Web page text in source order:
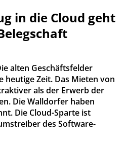
in die Cloud geht
alten Geschäftsfelder
heutige Zeit. Das Mieten von
als der Erwerb der
Die Walldorfer haben
Die Cloud-Sparte ist
des Software-